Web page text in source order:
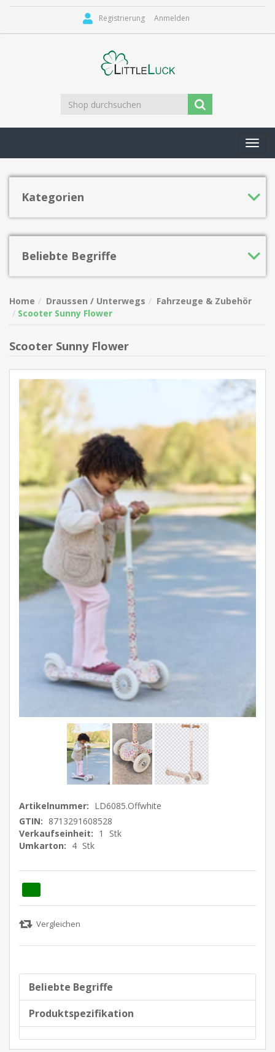
Registrierung Anmelden
Kategorien
Beliebte Begriffe
Home Draussen / Unterwegs
Fahrzeuge & Zubehör
Scooter Sunny Flower
Scooter Sunny Flower
Artikelnummer: LD6085.Offwhite
GTIN: 8713291608528
Verkaufseinheit: 1
Stk
Umkarton: 4 Stk
Beliebte Begriffe
Produktspezifikation